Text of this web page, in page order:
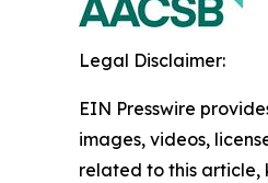
Legal Disclaimer:
EIN Presswire
images, videos,
related to this article,